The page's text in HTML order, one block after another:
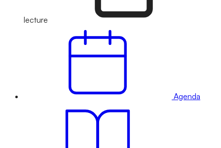
lecture
Agenda